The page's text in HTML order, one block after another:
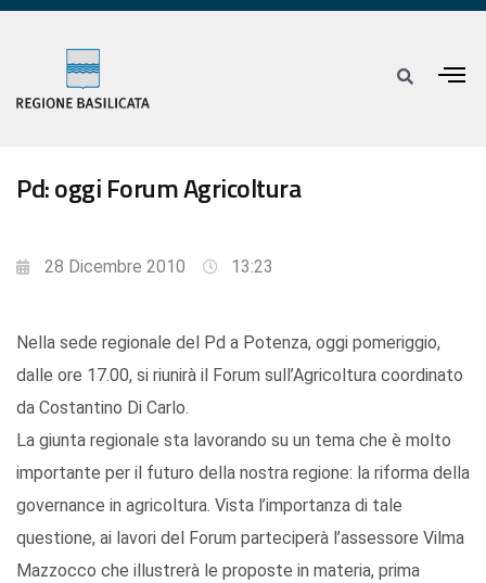
Pd: oggi Forum Agricoltura
28 Dicembre 2010 13:23
Nella sede regionale del Pd a Potenza, oggi pomeriggio,
dalle ore 17.00, si riunirà il Forum sull’Agricoltura coordinato
da Costantino Di Carlo.
La giunta regionale sta lavorando su un tema che è molto
importante per il futuro della nostra regione: la riforma della
governance in agricoltura. Vista l’importanza di tale
questione, ai lavori del Forum parteciperà l’assessore Vilma
Mazzocco che illustrerà le proposte in materia, prima